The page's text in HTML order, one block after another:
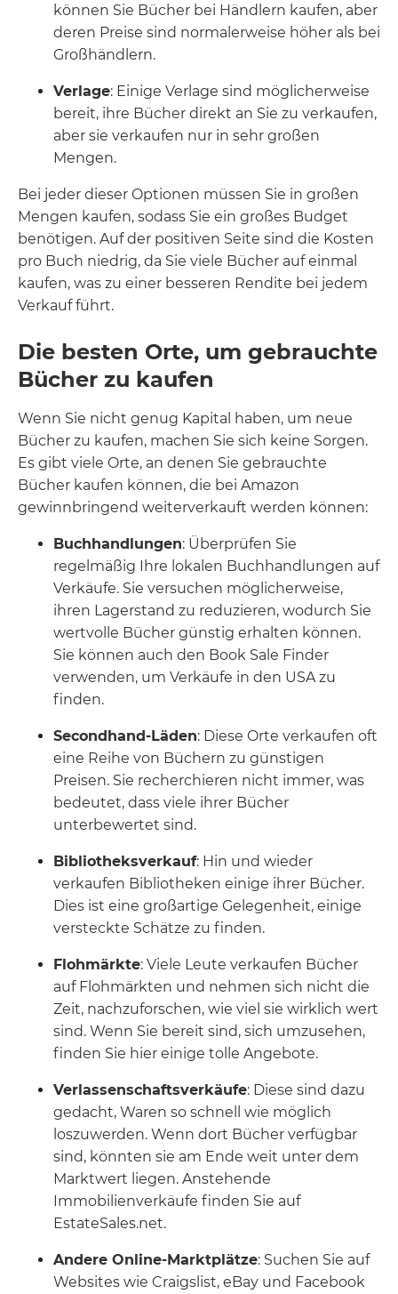
können Sie Bücher bei Händlern kaufen, aber
deren Preise sind normalerweise höher als bei
Großhändlern.
Verlage: Einige Verlage sind möglicherweise
bereit, ihre Bücher direkt an Sie zu verkaufen,
aber sie verkaufen nur in sehr großen
Mengen.
Bei jeder dieser Optionen müssen Sie in großen
Mengen kaufen, sodass Sie ein großes Budget
benötigen. Auf der positiven Seite sind die Kosten
pro Buch niedrig, da Sie viele Bücher auf einmal
kaufen, was zu einer besseren Rendite bei jedem
Verkauf führt.
Die besten Orte, um gebrauchte
Bücher zu kaufen
Wenn Sie nicht genug Kapital haben, um neue
Bücher zu kaufen, machen Sie sich keine Sorgen.
Es gibt viele Orte, an denen Sie gebrauchte
Bücher kaufen können, die bei Amazon
gewinnbringend weiterverkauft werden können:
Buchhandlungen: Überprüfen Sie
regelmäßig Ihre lokalen Buchhandlungen auf
Verkäufe. Sie versuchen möglicherweise,
ihren Lagerstand zu reduzieren, wodurch Sie
wertvolle Bücher günstig erhalten können.
Sie können auch den Book Sale Finder
verwenden, um Verkäufe in den USA zu
finden.
Secondhand-Läden: Diese Orte verkaufen oft
eine Reihe von Büchern zu günstigen
Preisen. Sie recherchieren nicht immer, was
bedeutet, dass viele ihrer Bücher
unterbewertet sind.
Bibliotheksverkauf: Hin und wieder
verkaufen Bibliotheken einige ihrer Bücher.
Dies ist eine großartige Gelegenheit, einige
versteckte Schätze zu finden.
Flohmärkte: Viele Leute verkaufen Bücher
auf Flohmärkten und nehmen sich nicht die
Zeit, nachzuforschen, wie viel sie wirklich wert
sind. Wenn Sie bereit sind, sich umzusehen,
finden Sie hier einige tolle Angebote.
Verlassenschaftsverkäufe: Diese sind dazu
gedacht, Waren so schnell wie möglich
loszuwerden. Wenn dort Bücher verfügbar
sind, könnten sie am Ende weit unter dem
Marktwert liegen. Anstehende
Immobilienverkäufe finden Sie auf
EstateSales.net.
Andere Online-Marktplätze: Suchen Sie auf
Websites wie Craigslist, eBay und Facebook